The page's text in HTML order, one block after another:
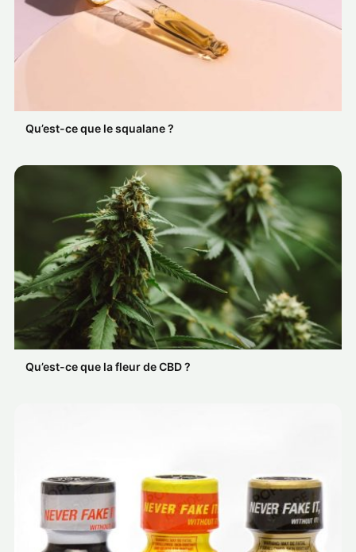
Qu’est-ce que le squalane ?
Qu’est-ce que la fleur de CBD ?